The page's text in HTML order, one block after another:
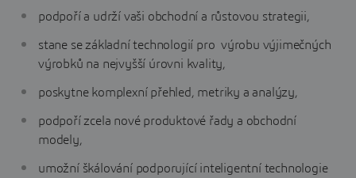
podpoří a udrží vaši obchodní a růstovou strategii,
stane se základní technologií pro výrobu výjimečných
výrobků na nejvyšší úrovni kvality,
poskytne komplexní přehled, metriky a analýzy,
podpoří zcela nové produktové řady a obchodní
modely,
umožní škálování podporující inteligentní technologie